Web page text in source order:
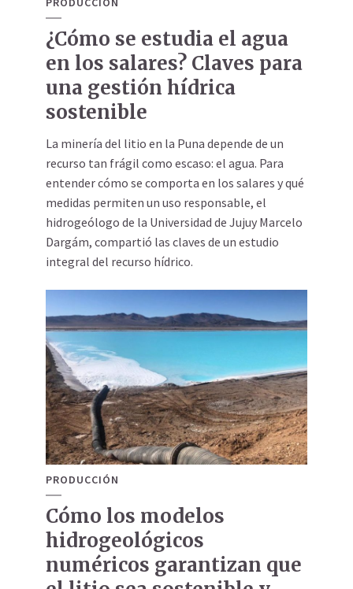
¿Cómo se estudia el agua
en los salares? Claves para
una gestión hídrica
sostenible
La minería del litio en la Puna depende de un
recurso tan frágil como escaso: el agua. Para
entender cómo se comporta en los salares y qué
medidas permiten un uso responsable, el
hidrogeólogo de la Universidad de Jujuy Marcelo
Dargám, compartió las claves de un estudio
integral del recurso hídrico.
PRODUCCIÓN
Cómo los modelos
hidrogeológicos
numéricos garantizan que